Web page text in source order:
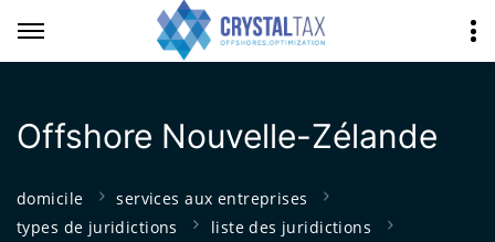
Offshore Nouvelle-Zélande
domicile
services aux entreprises
types de juridictions
liste des juridictions